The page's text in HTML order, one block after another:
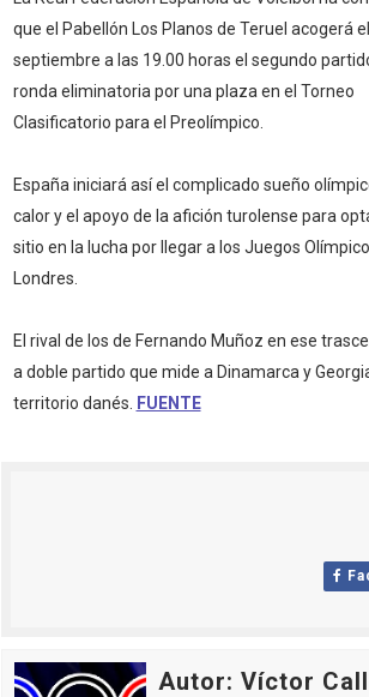
Campeonato de Europa
Mundial de lacrosse
Máxima celebración en
Mundial de esgrima 2026
Raquel Rodriguez es la
Athletes Unlimited
Mundial de piragüismo
Tour de Francia
Mundial de Fórmula 1
Copa del Mundo
Campeonato de Europa
Campeonato de Europa
AEW - Adam Page con
que el Pabellón Los Planos de Teruel acogerá
septiembre a las 19.00 horas el segundo
ronda eliminatoria por una plaza en el Torneo
Clasificatorio para el Preolímpico.
España iniciará así el complicado sueño
calor y el apoyo de la afición turolense para
sitio en la lucha por llegar a los Juegos
Londres.
El rival de los de Fernando Muñoz en ese
a doble partido que mide a Dinamarca y
territorio danés.
FUENTE
Autor: Víctor